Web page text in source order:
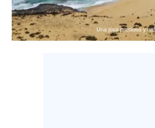
ECONOMIA
SERVIZI ALLE IMPRESE